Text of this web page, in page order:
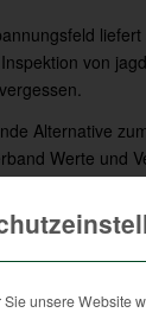
von
Alternative
Werte und
Aufgaben,
vergessen
unsere Website